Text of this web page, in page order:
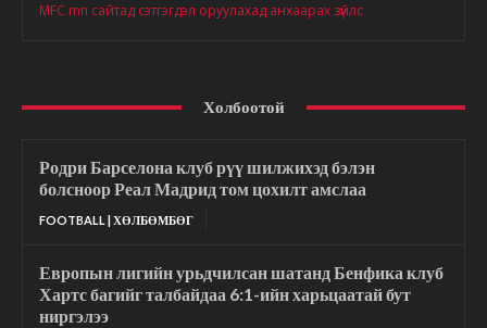
MFC.mn сайтад сэтгэгдэл оруулахад анхаарах зүйлс
Холбоотой
Родри Барселона клуб рүү шилжихэд бэлэн
болсноор Реал Мадрид том цохилт амслаа
FOOTBALL | ХӨЛБӨМБӨГ
Европын лигийн урьдчилсан шатанд Бенфика клуб
Хартс багийг талбайдаа 6:1-ийн харьцаатай бут
ниргэлээ